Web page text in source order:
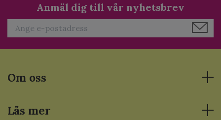
Anmäl dig till vår nyhetsbrev
Om oss
Läs mer